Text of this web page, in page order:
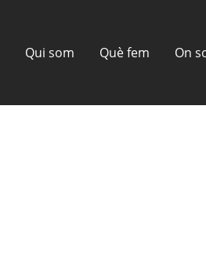
Qui som Què fem On